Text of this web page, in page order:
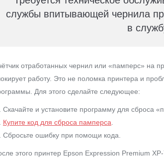
службы впитывающей чернила
в
отработанных чернил или «памперс» на
работу. Это не поломка принтера и
Для этого сделайте следующее:
Скачайте и установите программу для сброса
Купите код для сброса памперса
Сбросьте ошибку при помощи кода.
этого принтер Epson Expression Premium